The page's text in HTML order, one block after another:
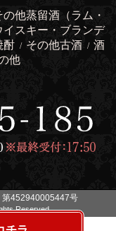
他蒸留酒（ラム・
イスキー・ブランデ
酎 / その他古酒 / 酒
他
第452940005447号
Reserved.